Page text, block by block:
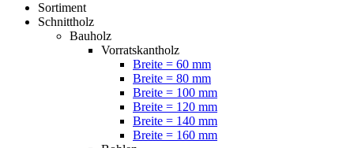
Sortiment
Schnittholz
Bauholz
Vorratskantholz
Breite = 60 mm
Breite = 80 mm
Breite = 100 mm
Breite = 120 mm
Breite = 140 mm
Breite = 160 mm